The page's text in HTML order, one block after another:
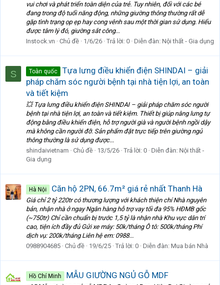
vui chơi và phát triển toàn diện của trẻ. Tuy nhiên, đối với các bé
đang trong độ tuổi năng động, những giường thông thường rất dễ
gặp tình trạng ọp ẹp hay cong vênh sau một thời gian sử dụng. Hiểu
được tâm lý đó, giường sắt công...
Instock.vn
Chủ đề 1/6/26 Trả lời: 0 Diễn đàn: Nội thất - Gia dụng
S Toàn quốc
Tựa lưng điều khiển điện SHINDAI – giải
pháp chăm sóc người bệnh tại nhà tiện lợi, an toàn
và tiết kiệm
💥 Tựa lưng điều khiển điện SHINDAI – giải pháp chăm sóc người
bệnh tại nhà tiện lợi, an toàn và tiết kiệm. Thiết bị giúp nâng lưng tự
động bằng điều khiển điện, hỗ trợ người già và người bệnh ngồi dậy
mà không cần người đỡ. Sản phẩm đặt trực tiếp trên giường ngủ
thông thường là sử dụng được...
shindaivietnam
Chủ đề 13/5/26 Trả lời: 0 Diễn đàn: Nội thất -
Gia dụng
Hà Nội Căn hộ 2PN, 66.7m² giá rẻ nhất Thanh Hà
Giá chỉ 2 tỷ 220tr có thương lượng với khách thiện chí Nhà nguyên
bản, nhận nhà ở ngay Ngân hàng hỗ trợ vay tối đa 95% HĐMB gốc
(~750tr) Chỉ cần chuẩn bị trước 1,5 tỷ là nhận nhà Khu vực dân trí
cao, tiện ích đầy đủ Gửi xe máy: 50k/tháng Ô tô: 500k/tháng Phí
dịch vụ: 200k/tháng Liên hệ em: 0988...
0988904685 Chủ đề 19/6/25 Trả lời: 0 Diễn đàn: Mua bán Nhà
Hồ Chí Minh MẪU GIƯỜNG NGỦ GỖ MDF